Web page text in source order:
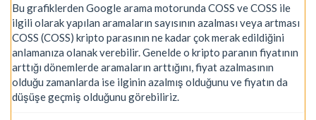
Bu grafiklerden Google arama motorunda COSS ve COSS ile
ilgili olarak yapılan aramaların sayısının azalması veya artması
COSS (COSS) kripto parasının ne kadar çok merak edildiğini
anlamanıza olanak verebilir. Genelde o kripto paranın fiyatının
arttığı dönemlerde aramaların arttığını, fiyat azalmasının
olduğu zamanlarda ise ilginin azalmış olduğunu ve fiyatın da
düşüşe geçmiş olduğunu görebiliriz.